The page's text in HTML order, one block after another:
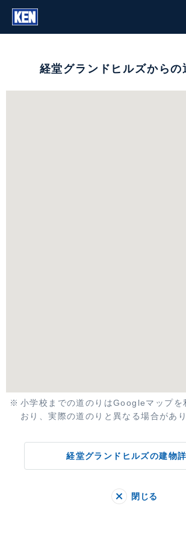
経堂グランドヒルズからの
小学校までの道のりはGoogleマップを
おり、実際の道のりと異なる場合があり
経堂グランドヒルズの建物
閉じる